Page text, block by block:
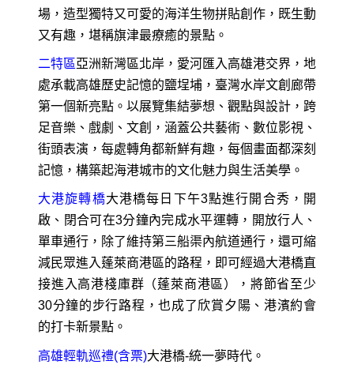
場，造型獨特又可愛的海洋生物拼貼創作，既生動
又有趣，堪稱旗津最療癒的景點。
二特區 亞洲新灣區北岸，愛河匯入高雄港交界，地
處承載高雄歷史記憶的鹽埕埔，臺灣水岸文創廊帶
第一個新亮點。以展覽集結夢想、觀點與設計，跨
足音樂、戲劇、文創，涵蓋公共藝術、數位影視、
街頭表演，每處轉角都新鮮有趣，每個畫面都深刻
記憶，構築起海港城市的文化魅力與生活美學。
大港旋轉橋大港橋每日下午3點進行開合秀，開
啟、閉合可在3分鐘內完成水平運轉，開放行人、
單車通行，除了維持第三船渠內航道通行，還可縮
減民眾進入蓬萊商港區的路程，即可經過大港橋直
接進入高港棧庫群（蓬萊商港區），將節省至少
30分鐘的步行路程，也成了欣賞夕陽、港濱約會
的打卡新景點。
高雄輕軌巡禮(含票)大港橋-統一夢時代。